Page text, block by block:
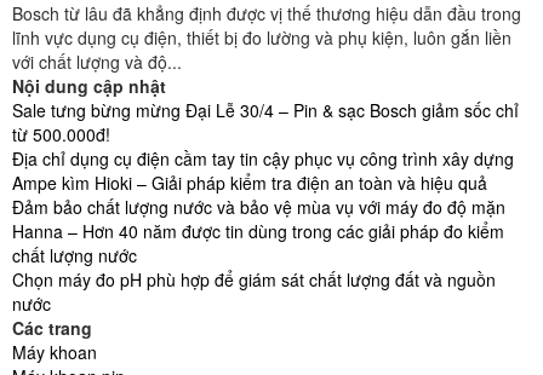
Bosch từ lâu đã khẳng định được vị thế thương hiệu dẫn đầu trong
lĩnh vực dụng cụ điện, thiết bị đo lường và phụ kiện, luôn gắn liền
với chất lượng và độ...
Nội dung cập nhật
Sale tưng bừng mừng Đại Lễ 30/4 – Pin & sạc Bosch giảm sốc chỉ
từ 500.000đ!
Địa chỉ dụng cụ điện cầm tay tin cậy phục vụ công trình xây dựng
Ampe kìm Hioki – Giải pháp kiểm tra điện an toàn và hiệu quả
Đảm bảo chất lượng nước và bảo vệ mùa vụ với máy đo độ mặn
Hanna – Hơn 40 năm được tin dùng trong các giải pháp đo kiểm
chất lượng nước
Chọn máy đo pH phù hợp để giám sát chất lượng đất và nguồn
nước
Các trang
Máy khoan